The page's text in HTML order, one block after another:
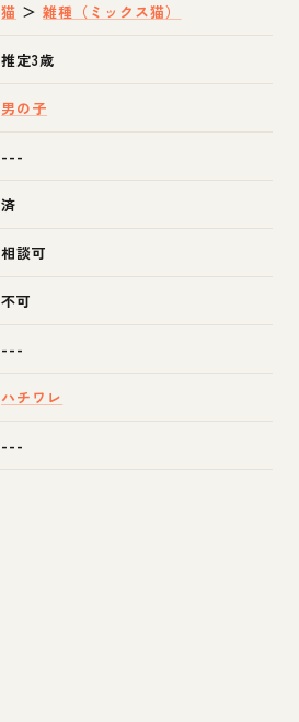
猫 ＞雑種（ミックス猫）
推定3歳
男の子
---
済
相談可
不可
---
ハチワレ
---